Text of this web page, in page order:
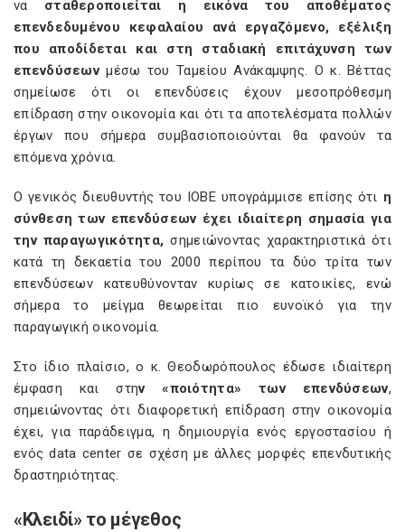
να σταθεροποιείται η εικόνα του αποθέματος
επενδεδυμένου κεφαλαίου ανά εργαζόμενο, εξέλιξη
που αποδίδεται και στη σταδιακή επιτάχυνση των
επενδύσεωνμέσω του Ταμείου Ανάκαμψης. Ο κ. Βέττας
σημείωσε ότι οι επενδύσεις έχουν μεσοπρόθεσμη
επίδραση στην οικονομία και ότι τα αποτελέσματα πολλών
έργων που σήμερα συμβασιοποιούνται θα φανούν τα
επόμενα χρόνια.
Ο γενικός διευθυντής του ΙΟΒΕ υπογράμμισε επίσης ότι η
σύνθεση των επενδύσεων έχει ιδιαίτερη σημασία για
την παραγωγικότητα, σημειώνοντας χαρακτηριστικά ότι
κατά τη δεκαετία του 2000 περίπου τα δύο τρίτα των
επενδύσεων κατευθύνονταν κυρίως σε κατοικίες, ενώ
σήμερα το μείγμα θεωρείται πιο ευνοϊκό για την
παραγωγική οικονομία.
Στο ίδιο πλαίσιο, ο κ. Θεοδωρόπουλος έδωσε ιδιαίτερη
έμφαση και στην «ποιότητα» των επενδύσεων,
σημειώνοντας ότι διαφορετική επίδραση στην οικονομία
έχει, για παράδειγμα, η δημιουργία ενός εργοστασίου ή
ενός data center σε σχέση με άλλες μορφές επενδυτικής
δραστηριότητας.
«Κλειδί» το μέγεθος